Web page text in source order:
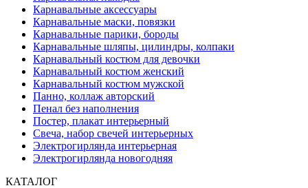
Карнавальные аксессуары
Карнавальные маски, повязки
Карнавальные парики, бороды
Карнавальные шляпы, цилиндры, колпаки
Карнавальный костюм для девочки
Карнавальный костюм женский
Карнавальный костюм мужской
Панно, коллаж авторский
Пенал без наполнения
Постер, плакат интерьерный
Свеча, набор свечей интерьерных
Электрогирлянда интерьерная
Электрогирлянда новогодняя
КАТАЛОГ